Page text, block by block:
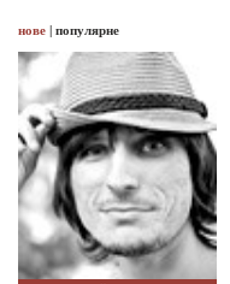
нове | популярне